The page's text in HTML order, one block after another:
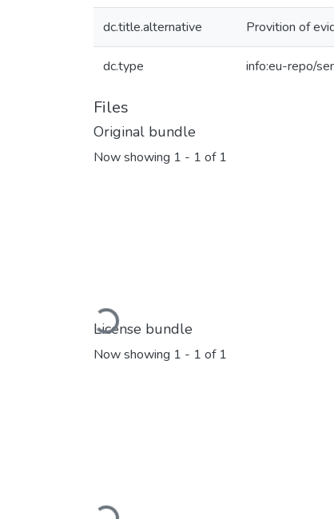
dc.title.alternative Provition of
dc.type info:eu-repo/
Files
Original bundle
Now showing 1 - 1 of 1
Loading...
License bundle
Now showing 1 - 1 of 1